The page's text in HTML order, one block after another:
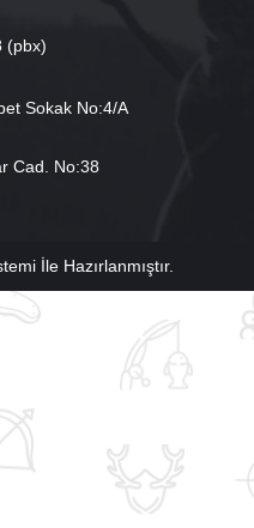
(pbx)
Sokak No:4/A
Cad. No:38
İle Hazırlanmıştır.